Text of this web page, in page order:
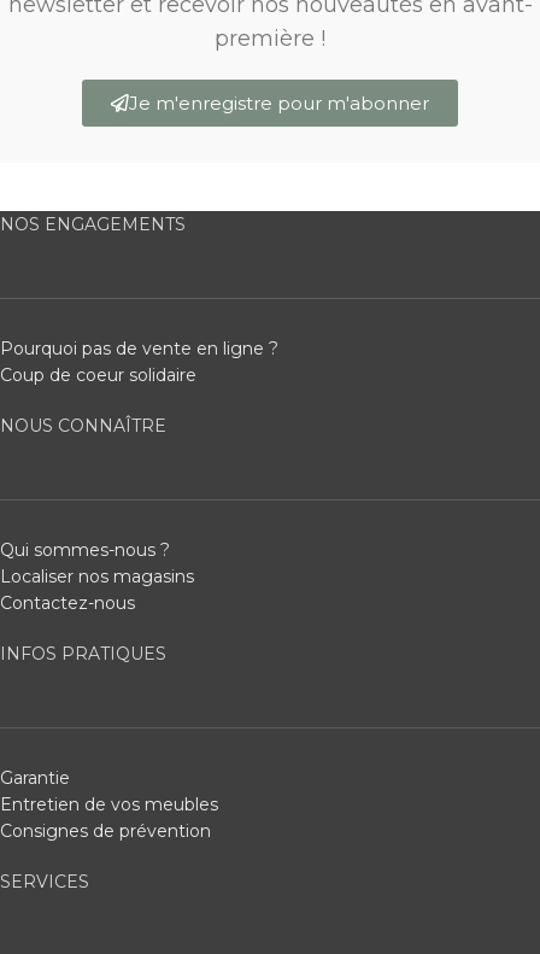
première !
Je m'enregistre pour m'abonner
NOS ENGAGEMENTS
Pourquoi pas de vente en ligne ?
Coup de coeur solidaire
NOUS CONNAÎTRE
Qui sommes-nous ?
Localiser nos magasins
Contactez-nous
INFOS PRATIQUES
Garantie
Entretien de vos meubles
Consignes de prévention
SERVICES